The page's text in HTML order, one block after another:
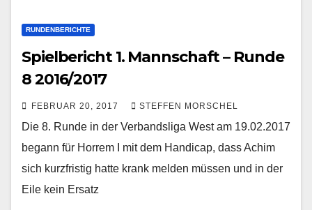
RUNDENBERICHTE
Spielbericht 1. Mannschaft – Runde
8 2016/2017
FEBRUAR 20, 2017 STEFFEN MORSCHEL
Die 8. Runde in der Verbandsliga West am 19.02.2017
begann für Horrem I mit dem Handicap, dass Achim
sich kurzfristig hatte krank melden müssen und in der
Eile kein Ersatz